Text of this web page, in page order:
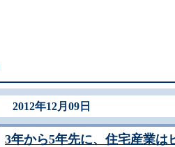
2012年12月09日
3年から5年先に、住宅産業は